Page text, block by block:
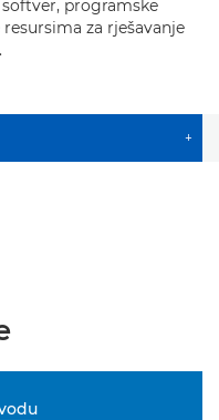
programske
za rješavanje
+